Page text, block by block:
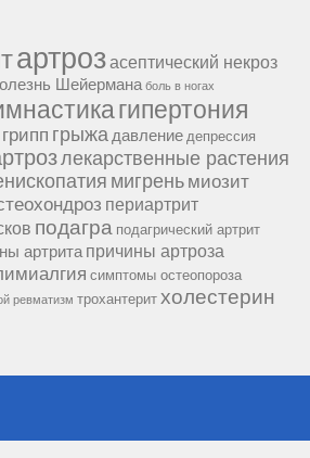
артрозасептический некроз
Шейермана боль в ногах
гипертония
грипп грыжа давление депрессия
лекарственные растения
мигрень миозит
периартрит
подагра подагрический артрит
артрита причины артроза
симптомы остеопороза
ревматизм трохантерит холестерин